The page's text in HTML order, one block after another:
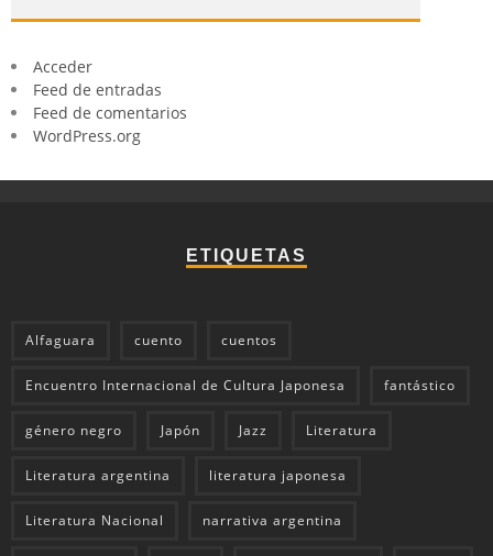
Acceder
Feed de entradas
Feed de comentarios
WordPress.org
ETIQUETAS
Alfaguara cuento cuentos
Encuentro Internacional de Cultura Japonesa fantástico
género negro Japón Jazz Literatura
Literatura argentina literatura japonesa
Literatura Nacional narrativa argentina